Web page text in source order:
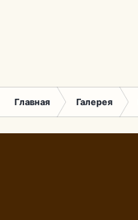
Главная Галерея